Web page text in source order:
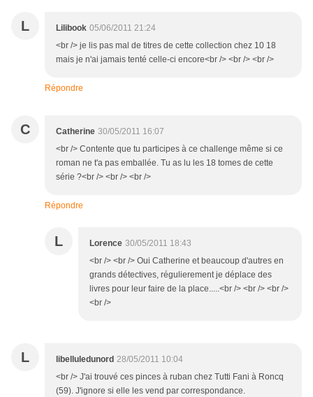
L Lilibook 05/06/2011 21:24
<br /> je lis pas mal de titres de cette collection chez 10 18
mais je n'ai jamais tenté celle-ci encore<br /> <br /> <br />
Répondre
C Catherine 30/05/2011 16:07
<br /> Contente que tu participes à ce challenge même si ce
roman ne t'a pas emballée. Tu as lu les 18 tomes de cette
série ?<br /> <br /> <br />
Répondre
L Lorence 30/05/2011 18:43
<br /> <br /> Oui Catherine et beaucoup d'autres en
grands détectives, régulierement je déplace des
livres pour leur faire de la place.....<br /> <br /> <br />
<br />
L libelluledunord 28/05/2011 10:04
<br /> J'ai trouvé ces pinces à ruban chez Tutti Fani à Roncq
(59). J'ignore si elle les vend par correspondance.